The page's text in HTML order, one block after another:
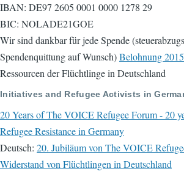
IBAN: DE97 2605 0001 0000 1278 29
BIC: NOLADE21GOE
Wir sind dankbar für jede Spende
Spendenquittung auf Wunsch)Belohnung
Ressourcen der Flüchtlinge in Deutschland
Initiatives and Refugee Activists in
20 Years of The VOICE Refugee Forum - 20
Refugee Resistance in Germany
Deutsch: 20. Jubiläum von The VOICE
Widerstand von Flüchtlingen in Deutschland